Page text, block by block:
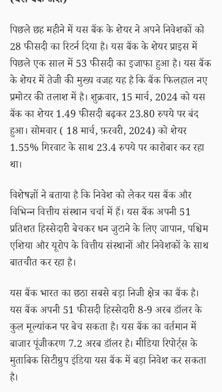
पिछले छह महीने में यस बैंक के शेयर ने अपने निवेशकों को
28 फीसदी का रिटर्न दिया है। यस बैंक के शेयर प्राइस में
पिछले एक साल में 53 फीसदी का इजाफा हुआ है। यस बैंक
के शेयर में तेजी की मुख्य वजह यह है कि बैंक फिलहाल नए
प्रमोटर की तलाश में है। शुक्रवार, 15 मार्च, 2024 को यस
बैंक का शेयर 1.49 फीसदी बढ़कर 23.80 रुपये पर बंद
हुआ। सोमवार ( 18 मार्च, फ़रवरी, 2024) को शेयर
1.55% गिरवाट के साथ 23.4 रुपये पर कारोबार कर रहा
था।
विशेषज्ञों ने बताया है कि निवेश को लेकर यस बैंक और
विभिन्न वित्तीय संस्थान चर्चा में हैं। यस बैंक अपनी 51
प्रतिशत हिस्सेदारी बेचकर धन जुटाने के लिए जापान, पश्चिम
एशिया और यूरोप के वित्तीय संस्थानों और निवेशकों के साथ
बातचीत कर रहा है।
यस बैंक भारत का छठा सबसे बड़ा निजी क्षेत्र का बैंक है।
यस बैंक अपनी 51 फीसदी हिस्सेदारी 8-9 अरब डॉलर के
कुल मूल्यांकन पर बेच सकता है। यस बैंक का वर्तमान में
बाजार पूंजीकरण 7.2 अरब डॉलर है। मीडिया रिपोर्ट्स के
मुताबिक सिटीग्रुप इंडिया यस बैंक में बड़ा निवेश कर सकता
है।